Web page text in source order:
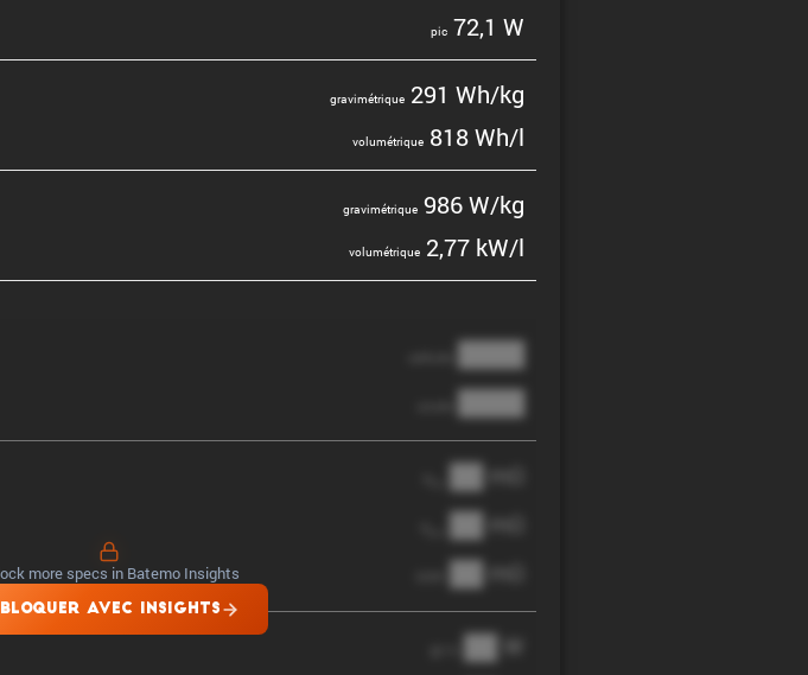
pic72,1 W
gravi­mé­trique291 Wh/kg
volumé­trique818 Wh/l
gravi­mé­trique986 W/kg
volumé­trique2,77 kW/l
████
████
██ mΩ
██ mΩ
██ mΩ
██ W
more specs in Batemo Insights
AVEC INSIGHTS